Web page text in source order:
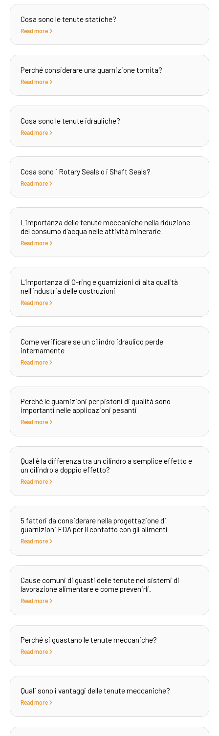
Cosa sono le tenute statiche?
Read more
Perché considerare una guarnizione tornita?
Read more
Cosa sono le tenute idrauliche?
Read more
Cosa sono i Rotary Seals o i Shaft Seals?
Read more
L'importanza delle tenute meccaniche nella riduzione
del consumo d'acqua nelle attività minerarie
Read more
L'importanza di O-ring e guarnizioni di alta qualità
nell'industria delle costruzioni
Read more
Come verificare se un cilindro idraulico perde
internamente
Read more
Perché le guarnizioni per pistoni di qualità sono
importanti nelle applicazioni pesanti
Read more
Qual è la differenza tra un cilindro a semplice effetto e
un cilindro a doppio effetto?
Read more
5 fattori da considerare nella progettazione di
guarnizioni FDA per il contatto con gli alimenti
Read more
Cause comuni di guasti delle tenute nei sistemi di
lavorazione alimentare e come prevenirli.
Read more
Perché si guastano le tenute meccaniche?
Read more
Quali sono i vantaggi delle tenute meccaniche?
Read more